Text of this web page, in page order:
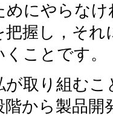
めにやらな
把握し，そ
ことです。
取り組むこ
階から製品